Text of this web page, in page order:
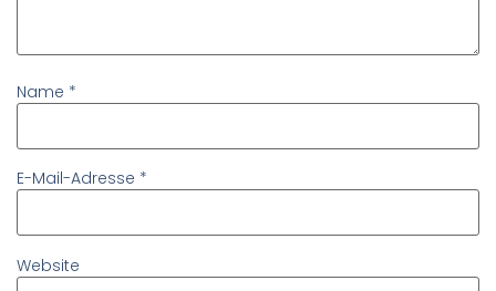
Name *
E-Mail-Adresse *
Website